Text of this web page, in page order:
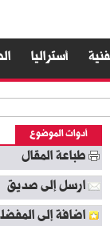
أستراليا
أدوات الموضوع
طباعة المقال
ارسل إلى صديق
اضافة إلى